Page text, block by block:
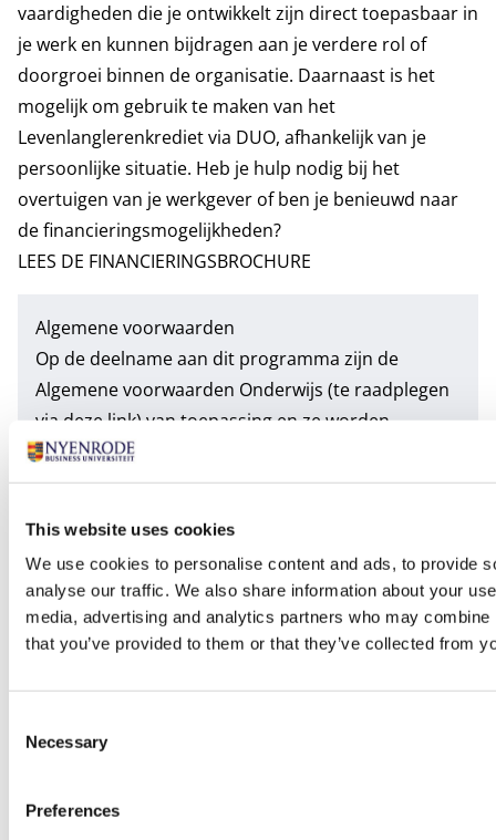
This website uses cookies
We use cookies to personalise content and ads, to provide
analyse our traffic. We also share information about your
media, advertising and analytics partners who may
that you’ve provided to them or that they’ve collected from
Selection
Necessary
Preferences
vaardigheden die je ontwikkelt zijn direct toepasbaar in
je werk en kunnen bijdragen aan je verdere rol of
doorgroei binnen de organisatie. Daarnaast is het
mogelijk om gebruik te maken van het
Levenlanglerenkrediet via DUO, afhankelijk van je
persoonlijke situatie. Heb je hulp nodig bij het
overtuigen van je werkgever of ben je benieuwd naar
de financieringsmogelijkheden?
LEES DE FINANCIERINGSBROCHURE
Algemene voorwaarden
Op de deelname aan dit programma zijn de
Algemene voorwaarden Onderwijs (te raadplegen
via deze link) van toepassing en ze worden
meegestuurd met ons aanbod.
Alle bedragen en voorwaarden zijn indicatief
wijzigingen.
programma?